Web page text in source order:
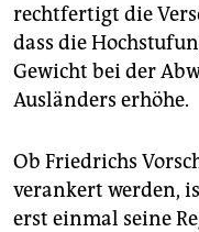
rechtfertigt die
dass die
Gewicht bei der
Ausländers erhöhe.
Ob Friedrichs
verankert werden,
erst einmal seine